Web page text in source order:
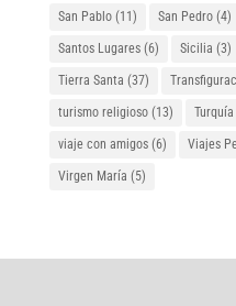
San Pablo(11) San Pedro(4)
Santos Lugares(6) Sicilia (3)
Tierra Santa (37)
turismo religioso(13) Turquía
viaje con amigos(6) Viajes
Virgen María (5)